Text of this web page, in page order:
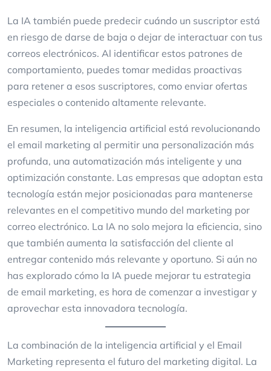
La IA también puede predecir cuándo un suscriptor está
en riesgo de darse de baja o dejar de interactuar con tus
correos electrónicos. Al identificar estos patrones de
comportamiento, puedes tomar medidas proactivas
para retener a esos suscriptores, como enviar ofertas
especiales o contenido altamente relevante.
En resumen, la inteligencia artificial está revolucionando
el email marketing al permitir una personalización más
profunda, una automatización más inteligente y una
optimización constante. Las empresas que adoptan esta
tecnología están mejor posicionadas para mantenerse
relevantes en el competitivo mundo del marketing por
correo electrónico. La IA no solo mejora la eficiencia, sino
que también aumenta la satisfacción del cliente al
entregar contenido más relevante y oportuno. Si aún no
has explorado cómo la IA puede mejorar tu estrategia
de email marketing, es hora de comenzar a investigar y
aprovechar esta innovadora tecnología.
La combinación de la inteligencia artificial y el Email
Marketing representa el futuro del marketing digital. La